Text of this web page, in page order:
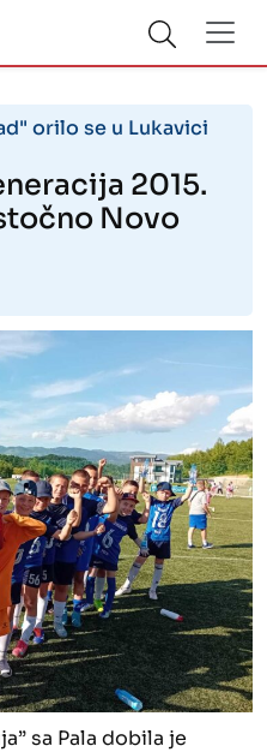
orilo se u Lukavici
2015.
Novo
sa Pala dobila je